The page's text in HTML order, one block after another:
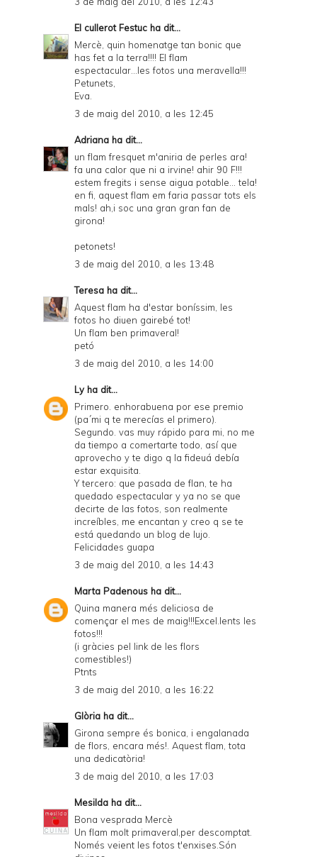
El cullerot Festuc ha dit...
Mercè, quin homenatge tan bonic que
has fet a la terra!!!! El flam
espectacular...les fotos una meravella!!!
Petunets,
Eva.
3 de maig del 2010, a les 12:45
Adriana ha dit...
un flam fresquet m'aniria de perles ara!
fa una calor que ni a irvine! ahir 90 F!!!
estem fregits i sense aigua potable... tela!
en fi, aquest flam em faria passar tots els
mals! ah,i soc una gran gran fan de
girona!
petonets!
3 de maig del 2010, a les 13:48
Teresa ha dit...
Aquest flam ha d'estar boníssim, les
fotos ho diuen gairebé tot!
Un flam ben primaveral!
petó
3 de maig del 2010, a les 14:00
Lyha dit...
Primero. enhorabuena por ese premio
(pa´mi q te merecías el primero).
Segundo. vas muy rápido para mi, no me
da tiempo a comertarte todo, así que
aprovecho y te digo q la fideuá debía
estar exquisita.
Y tercero: que pasada de flan, te ha
quedado espectacular y ya no se que
decirte de las fotos, son realmente
increíbles, me encantan y creo q se te
está quedando un blog de lujo.
Felicidades guapa
3 de maig del 2010, a les 14:43
Marta Padenous ha dit...
Quina manera més deliciosa de
començar el mes de maig!!!Excel.lents les
fotos!!!
(i gràcies pel link de les flors
comestibles!)
Ptnts
3 de maig del 2010, a les 16:22
Glòria ha dit...
Girona sempre és bonica, i engalanada
de flors, encara més!. Aquest flam, tota
una dedicatòria!
3 de maig del 2010, a les 17:03
Mesilda ha dit...
Bona vesprada Mercè
Un flam molt primaveral,per descomptat.
Només veient les fotos t'enxises.Són